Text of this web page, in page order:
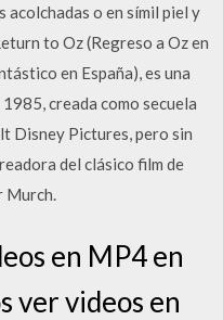
acolchadas o en símil piel y
to Oz (Regreso a Oz en
en España), es una
creada como secuela
Disney Pictures, pero sin
del clásico film de
en MP4 en
ver videos en